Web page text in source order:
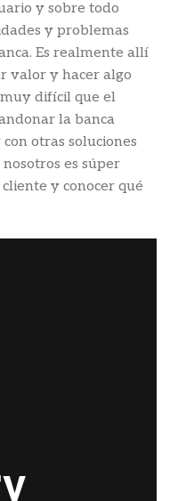
y sobre todo
y problemas
Es realmente allí
valor y hacer algo
muy difícil que el
la banca
otras soluciones
es súper
y conocer qué